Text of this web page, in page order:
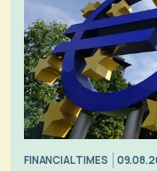
FINANCIAL TIMES